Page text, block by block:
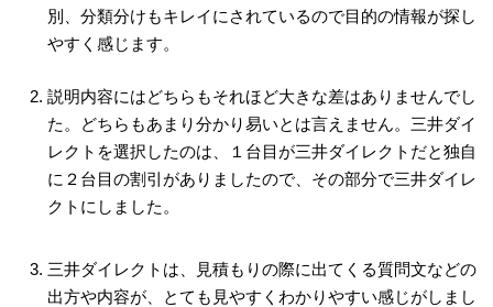
別、分類分けもキレイにされているので目的の情報が探し
やすく感じます。
説明内容にはどちらもそれほど大きな差はありませんでし
た。どちらもあまり分かり易いとは言えません。三井ダイ
レクトを選択したのは、１台目が三井ダイレクトだと独自
に２台目の割引がありましたので、その部分で三井ダイレ
クトにしました。
三井ダイレクトは、見積もりの際に出てくる質問文などの
出方や内容が、とても見やすくわかりやすい感じがしまし